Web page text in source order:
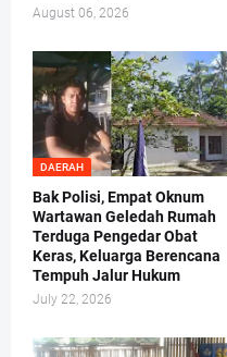
August 06, 2026
DAERAH
Bak Polisi, Empat Oknum
Wartawan Geledah Rumah
Terduga Pengedar Obat
Keras, Keluarga Berencana
Tempuh Jalur Hukum
July 22, 2026